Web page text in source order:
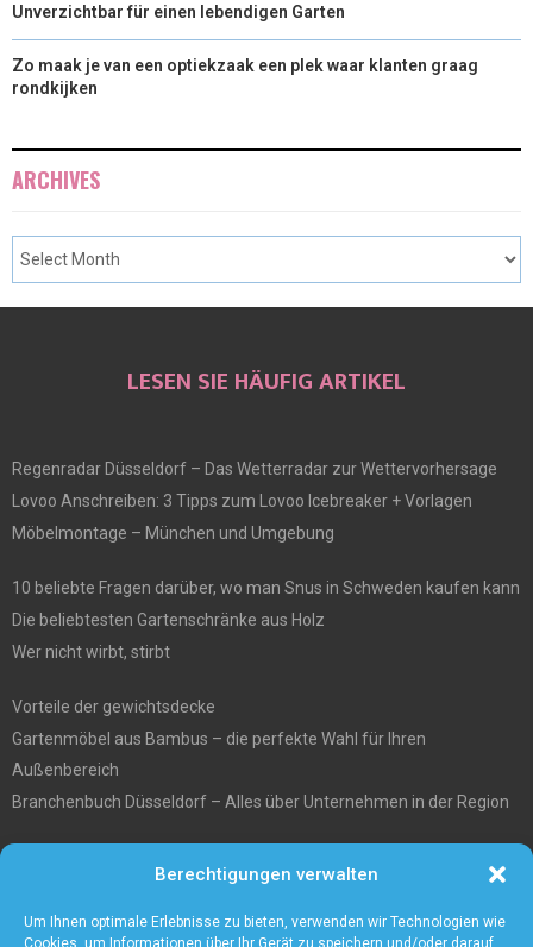
Berechtigungen verwalten
Um Ihnen optimale Erlebnisse zu bieten, verwenden wir Technologien wie
Cookies, um Informationen über Ihr Gerät zu speichern und/oder darauf
Unverzichtbar für einen lebendigen Garten
Zo maak je van een optiekzaak een plek waar klanten graag
rondkijken
ARCHIVES
LESEN SIE HÄUFIG ARTIKEL
Regenradar Düsseldorf – Das Wetterradar zur Wettervorhersage
Lovoo Anschreiben: 3 Tipps zum Lovoo Icebreaker + Vorlagen
Möbelmontage – München und Umgebung
10 beliebte Fragen darüber, wo man Snus in Schweden kaufen kann
Die beliebtesten Gartenschränke aus Holz
Wer nicht wirbt, stirbt
Vorteile der gewichtsdecke
Gartenmöbel aus Bambus – die perfekte Wahl für Ihren
Außenbereich
Branchenbuch Düsseldorf – Alles über Unternehmen in der Region
Die beste Akku-Kettensäge im Test
5 Gründe warum Sie sich für eine Zaunanlage entscheiden sollten